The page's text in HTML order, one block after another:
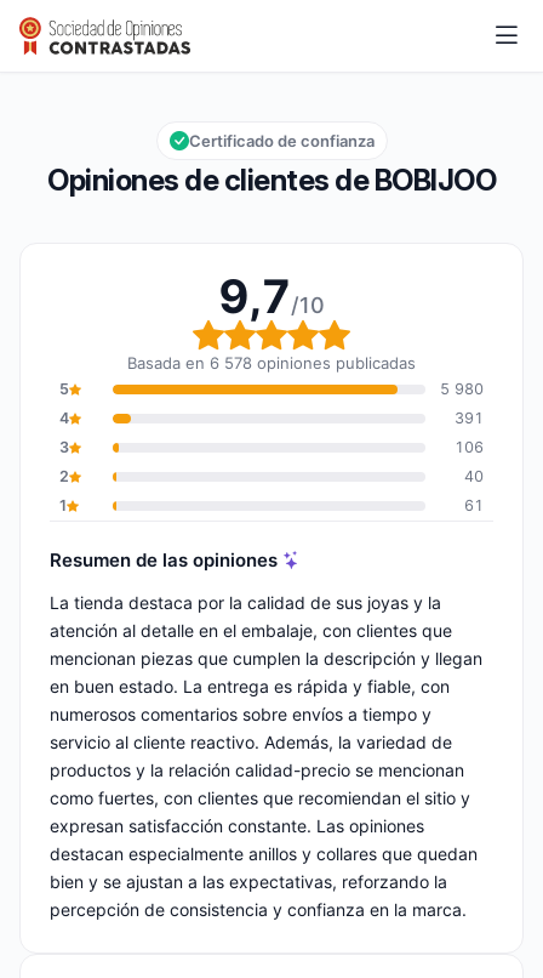
BOBIJOO
Calificación global: 9,7 de 10
9,7/10
Opiniones de clientes de BOBIJOO
Certificado de confianza
9,7/10
Calificación global: 9,7
Basada en 6 578 opiniones publicadas
5
5 980
4
391
3
106
2
40
1
61
Resumen de las opiniones
La tienda destaca por la calidad de sus joyas y la
atención al detalle en el embalaje, con clientes que
mencionan piezas que cumplen la descripción y llegan
en buen estado. La entrega es rápida y fiable, con
numerosos comentarios sobre envíos a tiempo y
servicio al cliente reactivo. Además, la variedad de
productos y la relación calidad-precio se mencionan
como fuertes, con clientes que recomiendan el sitio y
expresan satisfacción constante. Las opiniones
destacan especialmente anillos y collares que quedan
bien y se ajustan a las expectativas, reforzando la
percepción de consistencia y confianza en la marca.